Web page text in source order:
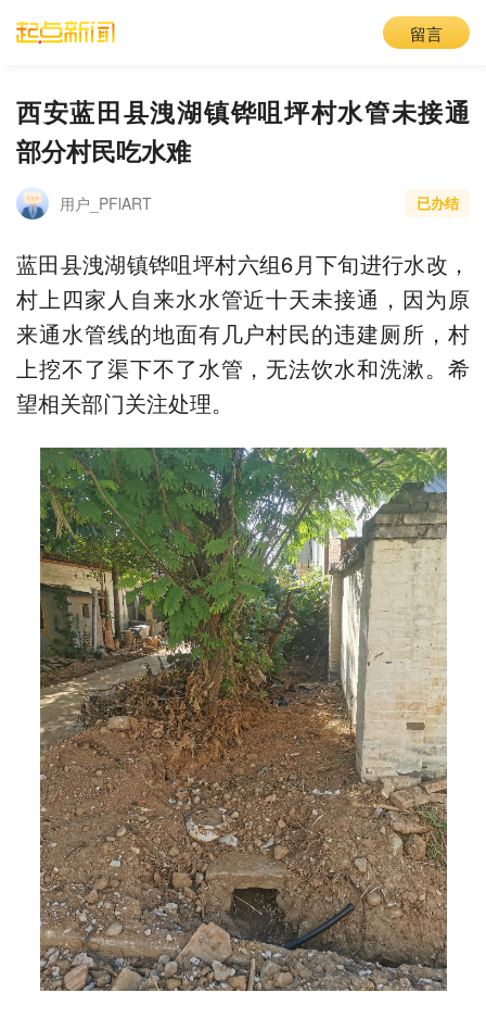
留言
西安蓝田县洩湖镇铧咀坪村水管未接通
部分村民吃水难
用户_PFlART 已办结
蓝田县洩湖镇铧咀坪村六组6月下旬进行水改，
村上四家人自来水水管近十天未接通，因为原
来通水管线的地面有几户村民的违建厕所，村
上挖不了渠下不了水管，无法饮水和洗漱。希
望相关部门关注处理。